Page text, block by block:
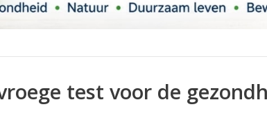
test voor de